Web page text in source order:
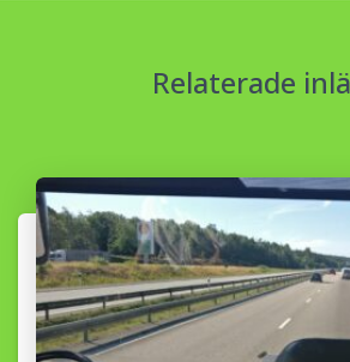
Relaterade